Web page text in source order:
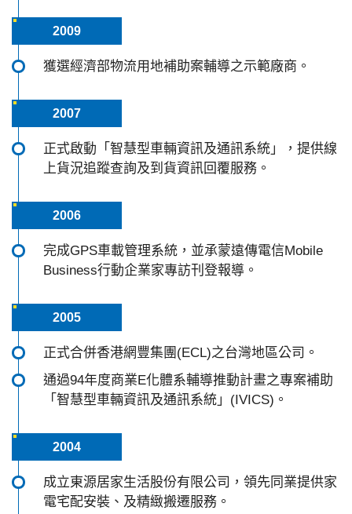
2009
獲選經濟部物流用地補助案輔導之示範廠商。
2007
正式啟動「智慧型車輛資訊及通訊系統」，提供線
上貨況追蹤查詢及到貨資訊回覆服務。
2006
完成GPS車載管理系統，並承蒙遠傳電信Mobile
Business行動企業家專訪刊登報導。
2005
正式合併香港網豐集團(ECL)之台灣地區公司。
通過94年度商業E化體系輔導推動計畫之專案補助
「智慧型車輛資訊及通訊系統」(IVICS)。
2004
成立東源居家生活股份有限公司，領先同業提供家
電宅配安裝、及精緻搬遷服務。